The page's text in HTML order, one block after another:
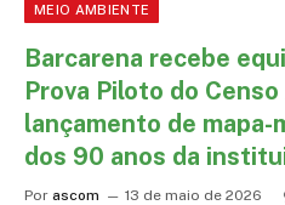
MEIO AMBIENTE
Barcarena recebe
Prova Piloto do
lançamento de mapa-
dos 90 anos da
Por ascom 13 de maio de 2026